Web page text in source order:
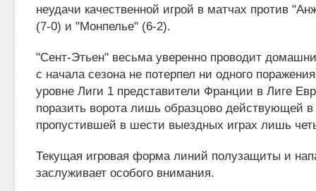
неудачи качественной игрой в матчах против
(7-0) и "Монпелье" (6-2).
"Сент-Этьен" весьма уверенно проводит
с начала сезона не потерпел ни одного
уровне Лиги 1 представители Франции в Лиге
поразить ворота лишь образцово действующей
пропустившей в шести выездных играх лишь
Текущая игровая форма линий полузащиты и
заслуживает особого внимания.